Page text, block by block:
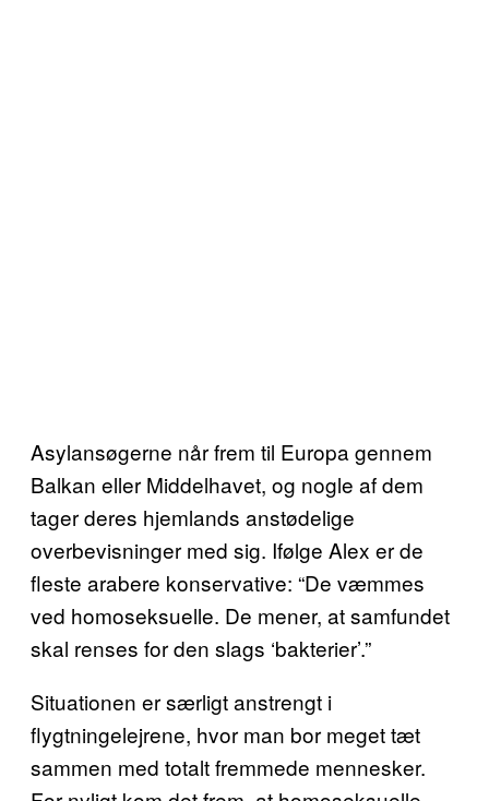
Asylansøgerne når frem til Europa gennem
Balkan eller Middelhavet, og nogle af dem
tager deres hjemlands anstødelige
overbevisninger med sig. Ifølge Alex er de
fleste arabere konservative: “De væmmes
ved homoseksuelle. De mener, at samfundet
skal renses for den slags ‘bakterier’.”
Situationen er særligt anstrengt i
flygtningelejrene, hvor man bor meget tæt
sammen med totalt fremmede mennesker.